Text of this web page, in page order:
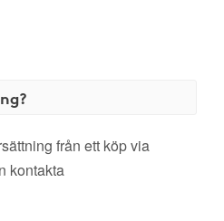
från ett köp via
kontakta